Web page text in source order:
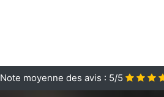
Note moyenne des avis : 5/5